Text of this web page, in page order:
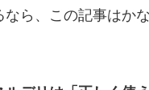
ら、この記事はか